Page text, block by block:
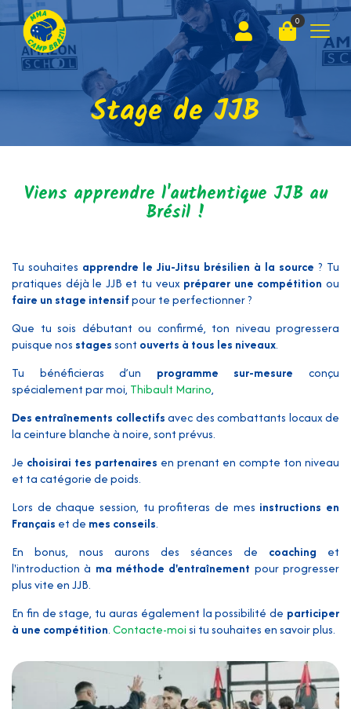
0
Stage de JJB
Viens apprendre l'authentique JJB au
Brésil !
Tu souhaites apprendre le Jiu-Jitsu brésilien à la source ? Tu
pratiques déjà le JJB et tu veux préparer une compétition ou
faire un stage intensifpour te perfectionner ?
Que tu sois débutant ou confirmé, ton niveau progressera
puisque nos stagessont ouverts à tous les niveaux.
Tu bénéficieras d’un programme sur-mesureconçu
spécialement par moi, Thibault Marino,
Des entraînements collectifsavec des combattants locaux de
la ceinture blanche à noire, sont prévus.
Je choisirai tes partenaires en prenant en compte ton niveau
et ta catégorie de poids.
Lors de chaque session, tu profiteras de mes instructions en
Français et de mes conseils.
En bonus, nous aurons des séances de coaching
et
l'introduction à ma méthode d'entraînement pour progresser
plus vite en JJB.
En fin de stage, tu auras également la possibilité de participer
à une compétition.Contacte-moisi tu souhaites en savoir plus.